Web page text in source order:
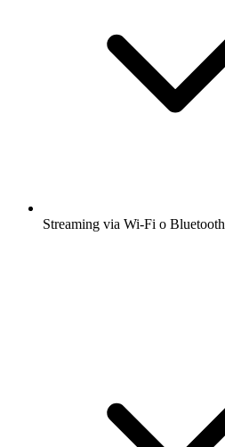
Streaming via Wi-Fi o Bluetooth